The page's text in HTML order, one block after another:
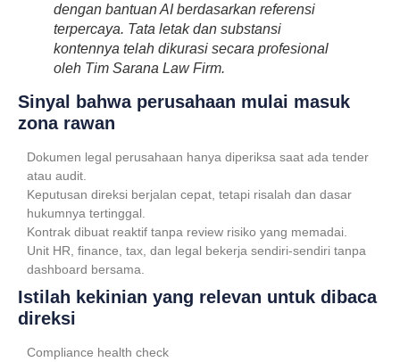
dengan bantuan AI berdasarkan referensi
terpercaya. Tata letak dan substansi
kontennya telah dikurasi secara profesional
oleh Tim Sarana Law Firm.
Sinyal bahwa perusahaan mulai masuk
zona rawan
Dokumen legal perusahaan hanya diperiksa saat ada tender
atau audit.
Keputusan direksi berjalan cepat, tetapi risalah dan dasar
hukumnya tertinggal.
Kontrak dibuat reaktif tanpa review risiko yang memadai.
Unit HR, finance, tax, dan legal bekerja sendiri-sendiri tanpa
dashboard bersama.
Istilah kekinian yang relevan untuk dibaca
direksi
Compliance health check